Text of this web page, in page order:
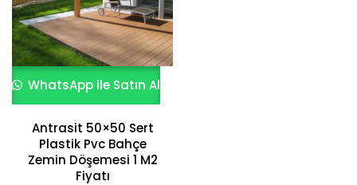
WhatsApp ile Satın Al
Antrasit 50×50 Sert
Plastik Pvc Bahçe
Zemin Döşemesi 1 M2
Fiyatı